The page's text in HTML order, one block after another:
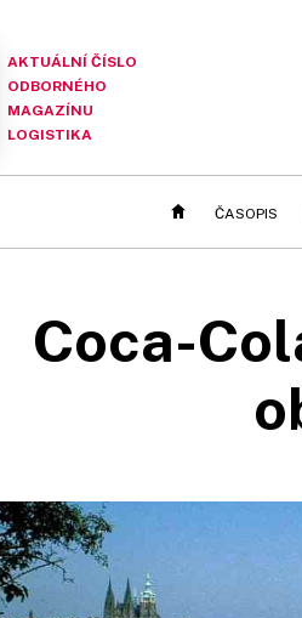
AKTUÁLNÍ ČÍSLO
ODBORNÉHO
MAGAZÍNU
LOGISTIKA
ČASOPIS
Coca-